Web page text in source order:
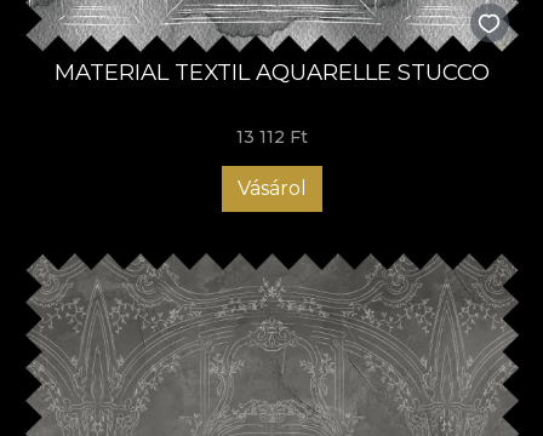
MATERIAL TEXTIL AQUARELLE STUCCO
13 112 Ft
Vásárol